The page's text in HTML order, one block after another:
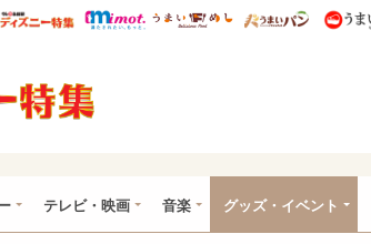
ハピママ* ウレぴあ総研 ディズニー特集
mimot. うまいめし うまい
テレビ・映画 音楽 グッズ・イベント